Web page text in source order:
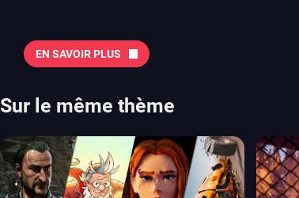
Tokon ou encore Beast of Reincarnation, qui nous
chose d’ambitieux que Pokémon. On n’oubliera pas la
2026 Vous trouverez ici tous les jeux majeurs qui
aussi les jeux de ce mois dans notre page dédiée…
EN SAVOIR PLUS
Sur le même thème